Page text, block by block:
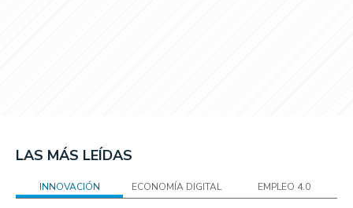
LAS MÁS LEÍDAS
INNOVACIÓN ECONOMÍA DIGITAL EMPLEO 4.0